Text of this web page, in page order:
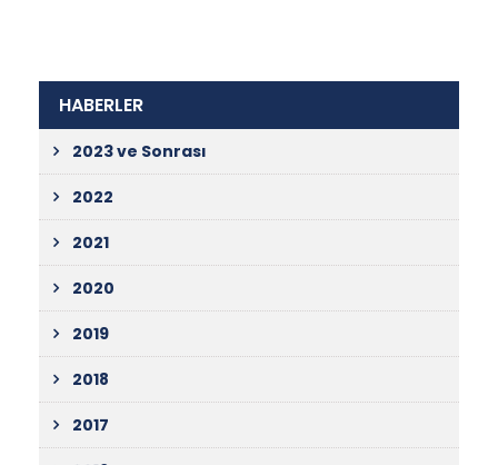
HABERLER
2023 ve Sonrası
2022
2021
2020
2019
2018
2017